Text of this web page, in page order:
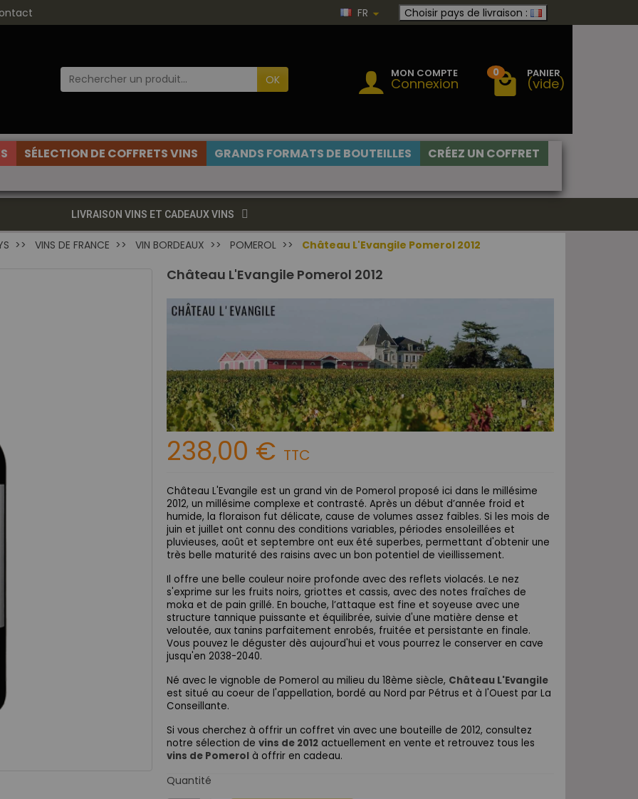
FR Choisir pays de livraison :
OK MON COMPTE
Connexion
0 PANIER
(vide)
SÉLECTION DE COFFRETS VINS GRANDS FORMATS DE BOUTEILLES
CRÉEZ UN COFFRET
LIVRAISON VINS ET CADEAUX VINS
VINS DE FRANCE VIN BORDEAUX POMEROL Château L'Evangile Pomerol 2012
Château L'Evangile Pomerol 2012
238,00 € TTC
Château L'Evangile est un grand vin de Pomerol proposé ici dans le millésime
2012, un millésime complexe et contrasté. Après un début d’année froid et
humide, la floraison fut délicate, cause de volumes assez faibles. Si les mois de
juin et juillet ont connu des conditions variables, périodes ensoleillées et
pluvieuses, août et septembre ont eux été superbes, permettant d'obtenir une
très belle maturité des raisins avec un bon potentiel de vieillissement.
Il offre une belle couleur noire profonde avec des reflets violacés. Le nez
s'exprime sur les fruits noirs, griottes et cassis, avec des notes fraîches de
moka et de pain grillé. En bouche, l’attaque est fine et soyeuse avec une
structure tannique puissante et équilibrée, suivie d'une matière dense et
veloutée, aux tanins parfaitement enrobés, fruitée et persistante en finale.
Vous pouvez le déguster dès aujourd'hui et vous pourrez le conserver en cave
jusqu'en 2038-2040.
Né avec le vignoble de Pomerol au milieu du 18ème siècle, Château L'Evangile
est situé au coeur de l'appellation, bordé au Nord par Pétrus et à l'Ouest par La
Conseillante.
Si vous cherchez à offrir un coffret vin avec une bouteille de 2012, consultez
notre sélection de vins de 2012 actuellement en vente et retrouvez tous les
vins de Pomerol à offrir en cadeau.
Quantité